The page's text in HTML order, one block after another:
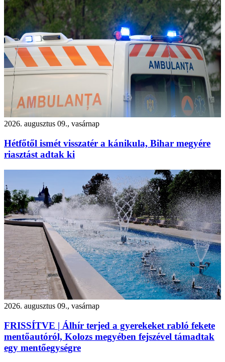
2026. augusztus 09., vasárnap
Hétfőtől ismét visszatér a kánikula, Bihar megyére
riasztást adtak ki
2026. augusztus 09., vasárnap
FRISSÍTVE | Álhír terjed a gyerekeket rabló fekete
mentőautóról, Kolozs megyében fejszével támadtak
egy mentőegységre